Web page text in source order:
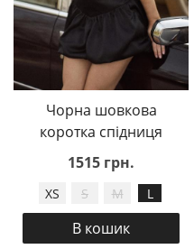
Чорна шовкова
коротка спідниця
1515 грн.
XS S M L
В кошик